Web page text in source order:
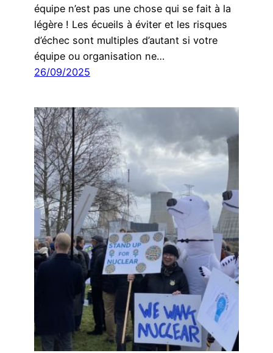
équipe n’est pas une chose qui se fait à la
légère ! Les écueils à éviter et les risques
d’échec sont multiples d’autant si votre
équipe ou organisation ne…
26/09/2025